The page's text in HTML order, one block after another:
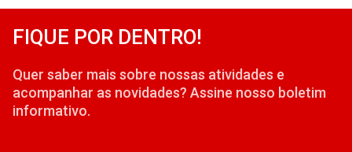
FIQUE POR DENTRO!
Quer saber mais sobre nossas atividades e
acompanhar as novidades? Assine nosso boletim
informativo.